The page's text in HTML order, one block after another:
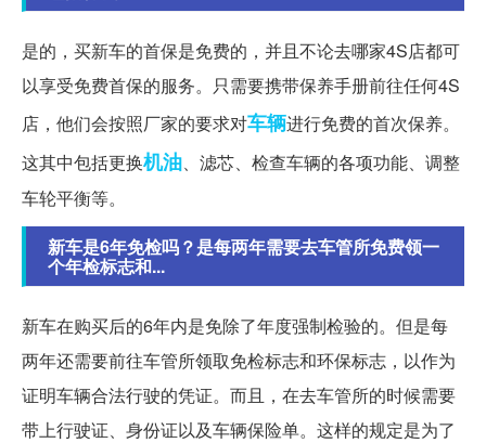
是的，买新车的首保是免费的，并且不论去哪家4S店都可
以享受免费首保的服务。只需要携带保养手册前往任何4S
店，他们会按照厂家的要求对车辆进行免费的首次保养。
这其中包括更换机油、滤芯、检查车辆的各项功能、调整
车轮平衡等。
新车是6年免检吗？是每两年需要去车管所免费领一
个年检标志和...
新车在购买后的6年内是免除了年度强制检验的。但是每
两年还需要前往车管所领取免检标志和环保标志，以作为
证明车辆合法行驶的凭证。而且，在去车管所的时候需要
带上行驶证、身份证以及车辆保险单。这样的规定是为了